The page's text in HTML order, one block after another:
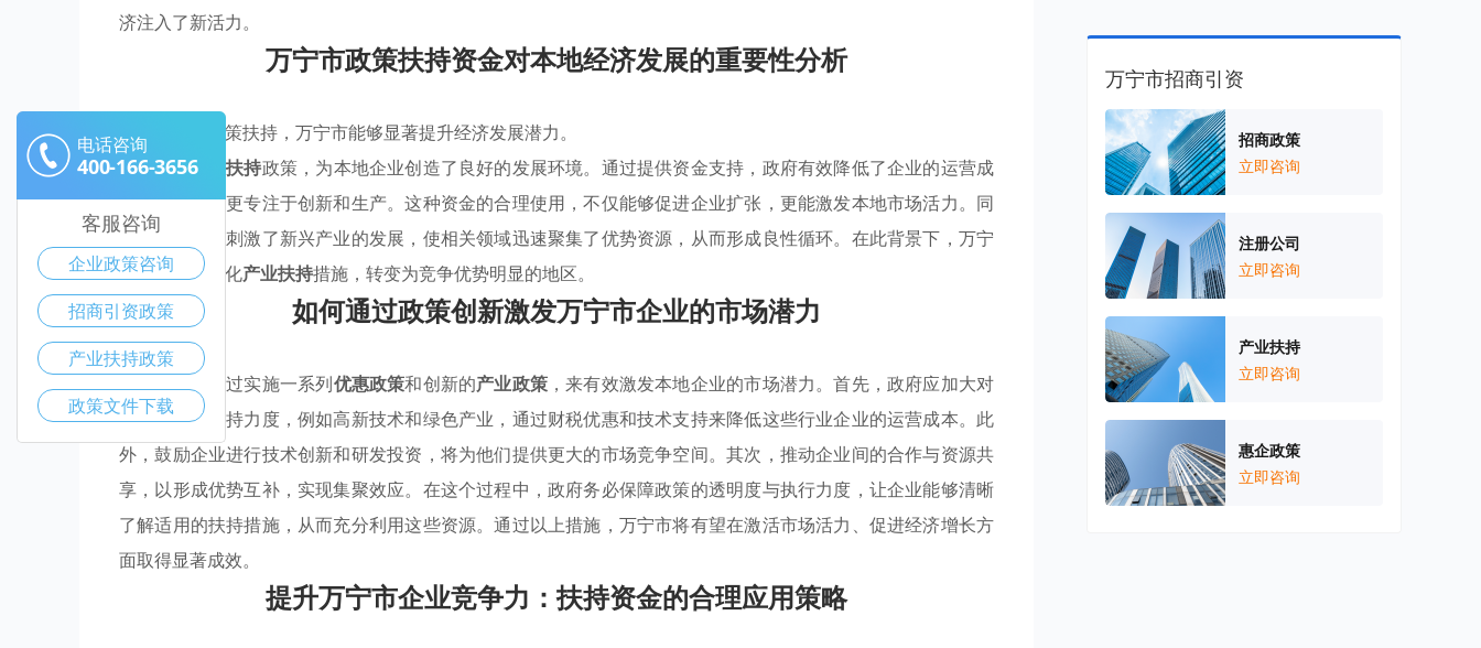
济注入了新活力。
万宁市政策扶持资金对本地经济发展的重要性分析
通过有效的政策扶持，万宁市能够显著提升经济发展潜力。
万宁市的产业扶持政策，为本地企业创造了良好的发展环境。通过提供资金支持，政府有效降低了企业的运营成
本，使其能够更专注于创新和生产。这种资金的合理使用，不仅能够促进企业扩张，更能激发本地市场活力。同
时，惠企政策刺激了新兴产业的发展，使相关领域迅速聚集了优势资源，从而形成良性循环。在此背景下，万宁
市将因持续优化产业扶持措施，转变为竞争优势明显的地区。
如何通过政策创新激发万宁市企业的市场潜力
万宁市可以通过实施一系列优惠政策和创新的产业政策 ，来有效激发本地企业的市场潜力。首先，政府应加大对
潜力行业的扶持力度，例如高新技术和绿色产业，通过财税优惠和技术支持来降低这些行业企业的运营成本。此
外，鼓励企业进行技术创新和研发投资，将为他们提供更大的市场竞争空间。其次，推动企业间的合作与资源共
享，以形成优势互补，实现集聚效应。在这个过程中，政府务必保障政策的透明度与执行力度，让企业能够清晰
了解适用的扶持措施，从而充分利用这些资源。通过以上措施，万宁市将有望在激活市场活力、促进经济增长方
面取得显著成效。
提升万宁市企业竞争力：扶持资金的合理应用策略
万宁市招商引资
招商政策
立即咨询
注册公司
立即咨询
产业扶持
立即咨询
惠企政策
立即咨询
电话咨询
400-166-3656
客服咨询
企业政策咨询
招商引资政策
产业扶持政策
政策文件下载